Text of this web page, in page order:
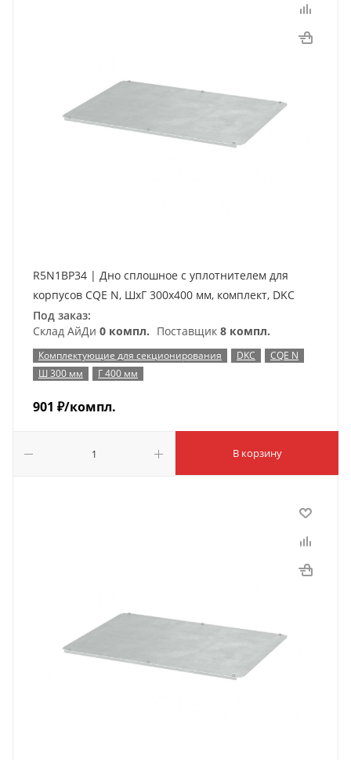
R5N1BP34 | Дно сплошное с уплотнителем для
корпусов CQE N, ШхГ 300х400 мм, комплект, DKC
Под заказ:
Склад АйДи 0 компл. Поставщик 8 компл.
Комплектующие для секционирования DKC
CQE N
Ш 300 мм
Г 400 мм
901 ₽/компл.
В корзину